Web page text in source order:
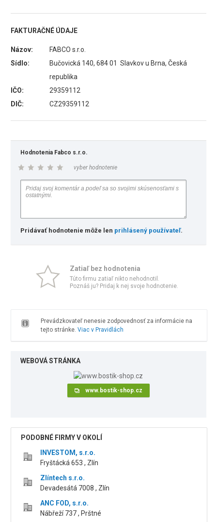
FAKTURAČNÉ ÚDAJE
Názov:
FABCO s.r.o.
Sídlo:
Bučovická 140, 684 01 Slavkov u Brna, Česká
republika
IČO:
29359112
DIČ:
CZ29359112
Hodnotenia Fabco s.r.o.
vyber hodnotenie
Pridávať hodnotenie môže len prihlásený používateľ.
Zatiaľ bez hodnotenia
Túto firmu zatiaľ nikto nehodnotil.
Poznáš ju? Pridaj k nej svoje hodnotenie.
Prevádzkovateľ nenesie zodpovednosť za informácie na
tejto stránke. Viac v Pravidlách
WEBOVÁ STRÁNKA
www.bostik-shop.cz
PODOBNÉ FIRMY V OKOLÍ
INVESTOM, s.r.o.
Fryštácká 653 , Zlín
Zlíntech s.r.o.
Devadesátá 7008 , Zlín
ANC FOD, s.r.o.
Nábřeží 737 , Prštné